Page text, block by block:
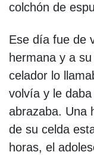
colchón de
Ese día fue de
hermana y a
celador lo
volvía y le
abrazaba. Una
de su celda
horas, el